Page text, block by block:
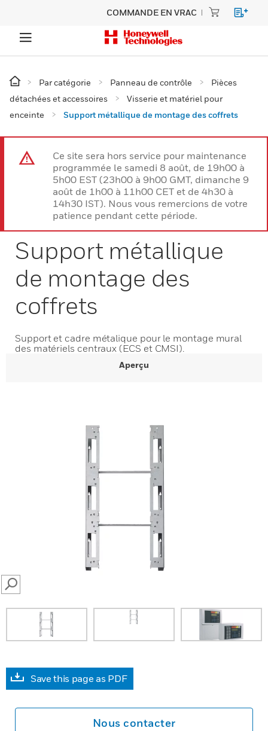
COMMANDE EN VRAC
Par catégorie Panneau de contrôle
Pièces
détachées et accessoires
Visserie et matériel pour
enceinte
Support métallique de montage des coffrets
Ce site sera hors service pour maintenance
programmée le samedi 8 août, de 19h00 à
5h00 EST (23h00 à 9h00 GMT, dimanche 9
août de 1h00 à 11h00 CET et de 4h30 à
14h30 IST). Nous vous remercions de votre
patience pendant cette période.
Support métallique
de montage des
coffrets
Support et cadre métalique pour le montage mural
des matériels centraux (ECS et CMSI).
Aperçu
SEARCH
Save this page as PDF
Nous contacter